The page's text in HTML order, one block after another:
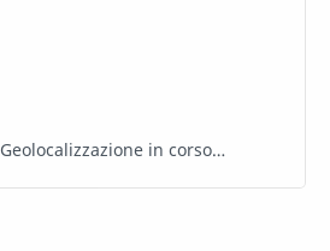
Geolocalizzazione in corso…